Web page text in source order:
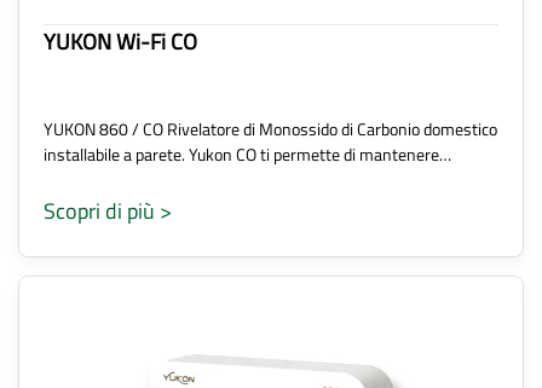
YUKON Wi-Fi CO
YUKON 860 / CO Rivelatore di Monossido di Carbonio domestico
installabile a parete. Yukon CO ti permette di mantenere…
Scopri di più >